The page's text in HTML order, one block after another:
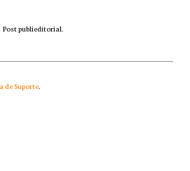
Post publieditorial.
de Suporte